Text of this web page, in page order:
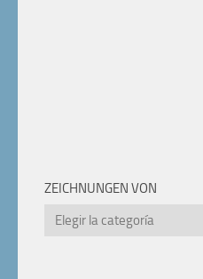
ZEICHNUNGEN VON
Zeichnungen